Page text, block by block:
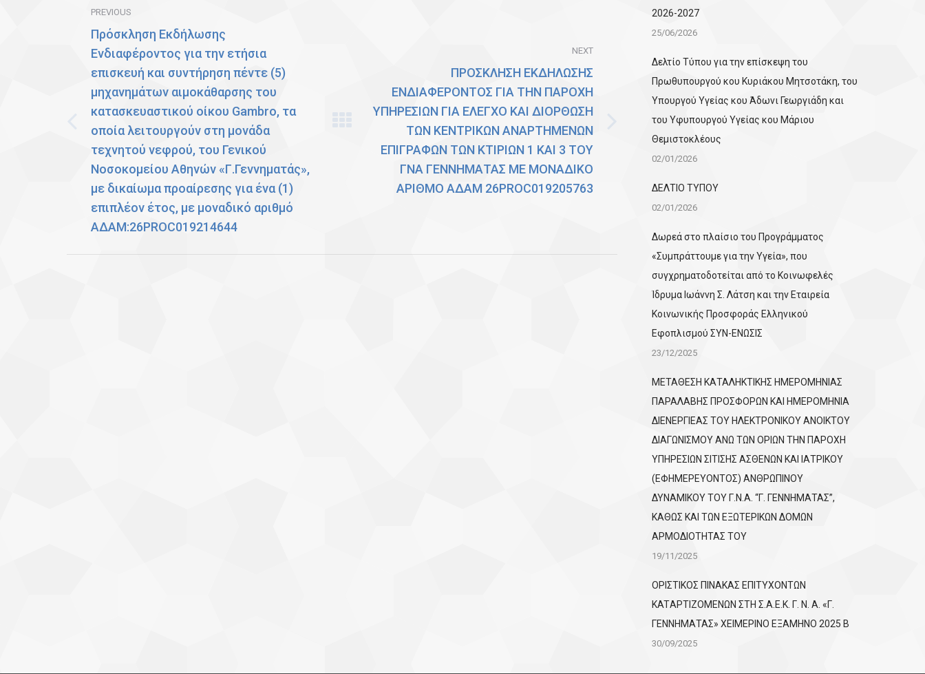
navigation
PREVIOUS
Previous
post:
Πρόσκληση Εκδήλωσης
Ενδιαφέροντος για την ετήσια
επισκευή και συντήρηση πέντε (5)
μηχανημάτων αιμοκάθαρσης του
κατασκευαστικού οίκου Gambro, τα
οποία λειτουργούν στη μονάδα
τεχνητού νεφρού, του Γενικού
Νοσοκομείου Αθηνών «Γ.Γεννηματάς»,
με δικαίωμα προαίρεσης για ένα (1)
επιπλέον έτος, με μοναδικό αριθμό
ΑΔΑΜ:26PROC019214644
NEXT
post:
ΠΡΟΣΚΛΗΣΗ ΕΚΔΗΛΩΣΗΣ
ΕΝΔΙΑΦΕΡΟΝΤΟΣ ΓΙΑ ΤΗΝ ΠΑΡΟΧΗ
ΥΠΗΡΕΣΙΩΝ ΓΙΑ ΕΛΕΓΧΟ ΚΑΙ ΔΙΟΡΘΩΣΗ
ΤΩΝ ΚΕΝΤΡΙΚΩΝ ΑΝΑΡΤΗΜΕΝΩΝ
ΕΠΙΓΡΑΦΩΝ ΤΩΝ ΚΤΙΡΙΩΝ 1 ΚΑΙ 3 ΤΟΥ
ΓΝΑ ΓΕΝΝΗΜΑΤΑΣ ΜΕ ΜΟΝΑΔΙΚΟ
ΑΡΙΘΜΟ ΑΔΑΜ 26PROC019205763
2026-2027
25/06/2026
Δελτίο Τύπου για την επίσκεψη του
Πρωθυπουργού κου Κυριάκου Μητσοτάκη, του
Υπουργού Υγείας κου Άδωνι Γεωργιάδη και
του Υφυπουργού Υγείας κου Μάριου
Θεμιστοκλέους
02/01/2026
ΔΕΛΤΙΟ ΤΥΠΟΥ
02/01/2026
Δωρεά στο πλαίσιο του Προγράμματος
«Συμπράττουμε για την Υγεία», που
συγχρηματοδοτείται από το Κοινωφελές
Ίδρυμα Ιωάννη Σ. Λάτση και την Εταιρεία
Κοινωνικής Προσφοράς Ελληνικού
Εφοπλισμού ΣΥΝ-ΕΝΩΣΙΣ
23/12/2025
ΜΕΤΑΘΕΣΗ ΚΑΤΑΛΗΚΤΙΚΗΣ ΗΜΕΡΟΜΗΝΙΑΣ
ΠΑΡΑΛΑΒΗΣ ΠΡΟΣΦΟΡΩΝ ΚΑΙ ΗΜΕΡΟΜΗΝΙΑ
ΔΙΕΝΕΡΓΙΕΑΣ ΤΟΥ ΗΛΕΚΤΡΟΝΙΚΟΥ ΑΝΟΙΚΤΟΥ
ΔΙΑΓΩΝΙΣΜΟΥ ΑΝΩ ΤΩΝ ΟΡΙΩΝ ΤΗΝ ΠΑΡΟΧΗ
ΥΠΗΡΕΣΙΩΝ ΣΙΤΙΣΗΣ ΑΣΘΕΝΩΝ ΚΑΙ ΙΑΤΡΙΚΟΥ
(ΕΦΗΜΕΡΕΥΟΝΤΟΣ) ΑΝΘΡΩΠΙΝΟΥ
ΔΥΝΑΜΙΚΟΥ ΤΟΥ Γ.Ν.Α. “Γ. ΓΕΝΝΗΜΑΤΑΣ”,
ΚΑΘΩΣ ΚΑΙ ΤΩΝ ΕΞΩΤΕΡΙΚΩΝ ΔΟΜΩΝ
ΑΡΜΟΔΙΟΤΗΤΑΣ ΤΟΥ
19/11/2025
ΟΡΙΣΤΙΚΟΣ ΠΙΝΑΚΑΣ ΕΠΙΤΥΧΟΝΤΩΝ
KATΑΡΤΙΖΟΜΕΝΩΝ ΣΤΗ Σ.Α.Ε.Κ. Γ. Ν. Α. «Γ.
ΓΕΝΝΗΜΑΤΑΣ» ΧΕΙΜΕΡΙΝΟ ΕΞΑΜΗΝΟ 2025 Β
30/09/2025